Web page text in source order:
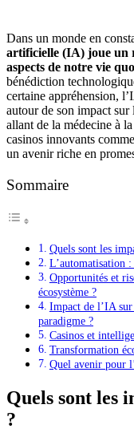
Dans un monde en
artificielle (IA) joue un
aspects de notre vie
bénédiction
certaine appréhension,
autour de son impact sur
allant de la médecine à
casinos innovants
un avenir riche en
Sommaire
Quels sont les
L’automatisation
Opportunités et
écosystème ?
Impact de l’IA
paradigme ?
Casinos et
Transformation
Quel avenir pour
Quels sont les
?